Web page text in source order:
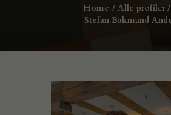
Home Alle profiler
Stefan Bakmand
ANSØG